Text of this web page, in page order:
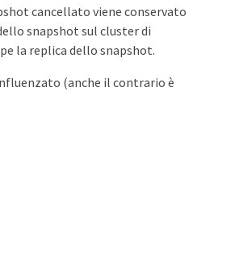
cancellato viene conservato
snapshot sul cluster di
la replica dello snapshot.
(anche il contrario è